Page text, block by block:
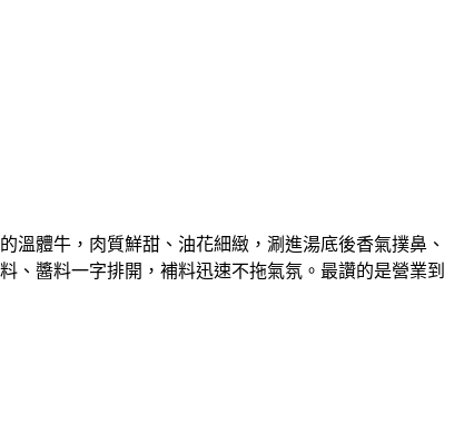
溫體牛，肉質鮮甜、油花細緻，涮進湯底後香氣撲鼻、
、醬料一字排開，補料迅速不拖氣氛。最讚的是營業到